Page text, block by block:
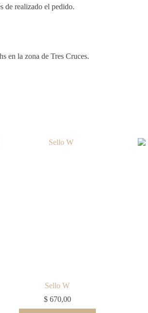
de realizado el pedido.
en la zona de Tres Cruces.
Sello W
$670,00